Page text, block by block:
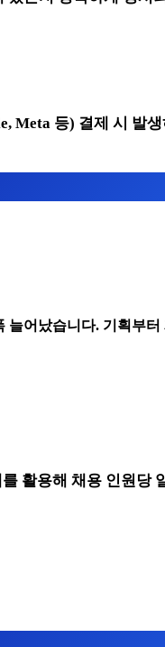
Meta 등) 결제 시 발
늘어났습니다. 기획부
활용해 채용 인원당